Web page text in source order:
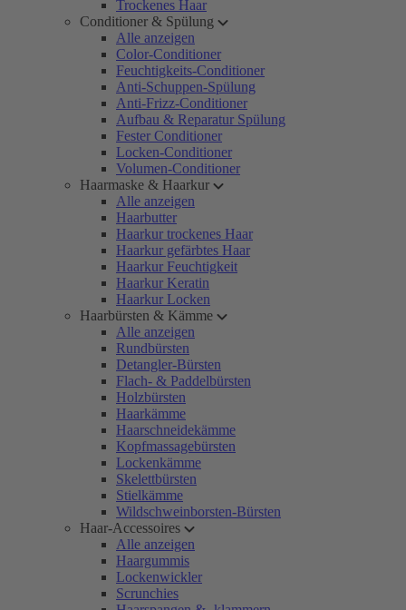
Trockenes Haar
Conditioner & Spülung
Alle anzeigen
Color-Conditioner
Feuchtigkeits-Conditioner
Anti-Schuppen-Spülung
Anti-Frizz-Conditioner
Aufbau & Reparatur Spülung
Fester Conditioner
Locken-Conditioner
Volumen-Conditioner
Haarmaske & Haarkur
Alle anzeigen
Haarbutter
Haarkur trockenes Haar
Haarkur gefärbtes Haar
Haarkur Feuchtigkeit
Haarkur Keratin
Haarkur Locken
Haarbürsten & Kämme
Alle anzeigen
Rundbürsten
Detangler-Bürsten
Flach- & Paddelbürsten
Holzbürsten
Haarkämme
Haarschneidekämme
Kopfmassagebürsten
Lockenkämme
Skelettbürsten
Stielkämme
Wildschweinborsten-Bürsten
Haar-Accessoires
Alle anzeigen
Haargummis
Lockenwickler
Scrunchies